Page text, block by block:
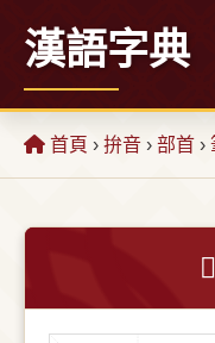
漢語字典
首頁 › 拚音 › 部首 ›